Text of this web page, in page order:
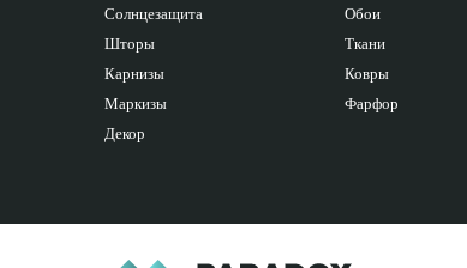
Солнцезащита
Шторы
Карнизы
Маркизы
Декор
Обои
Ткани
Ковры
Фарфор